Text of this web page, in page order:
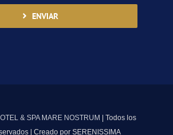
ENVIAR
& SPA MARE NOSTRUM
| Todos los
| Creado por SERENISSIMA